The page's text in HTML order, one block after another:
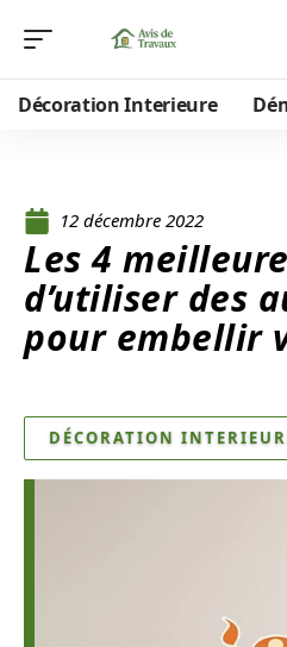
Décoration Interieure
12 décembre 2022
Les 4
d’utiliser des
pour embellir
DÉCORATION